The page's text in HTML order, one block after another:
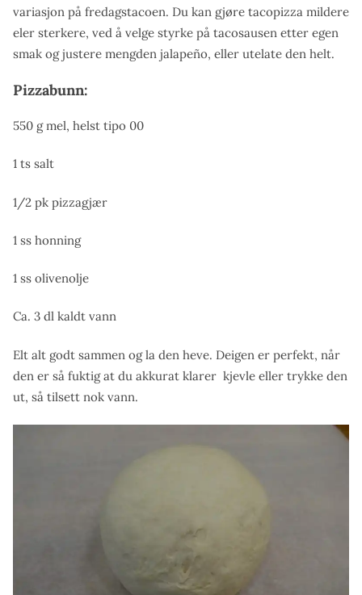
variasjon på fredagstacoen. Du kan gjøre tacopizza mildere
eler sterkere, ved å velge styrke på tacosausen etter egen
smak og justere mengden jalapeño, eller utelate den helt.
Pizzabunn:
550 g mel, helst tipo 00
1 ts salt
1/2 pk pizzagjær
1 ss honning
1 ss olivenolje
Ca. 3 dl kaldt vann
Elt alt godt sammen og la den heve. Deigen er perfekt, når
den er så fuktig at du akkurat klarer kjevle eller trykke den
ut, så tilsett nok vann.